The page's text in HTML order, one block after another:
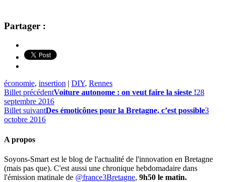
Partager :
économie, insertion | DIY, Rennes
Billet précédentVoiture autonome : on veut faire la sieste !28
septembre 2016
Billet suivantDes émoticônes pour la Bretagne, c’est possible3
octobre 2016
A propos
Soyons-Smart est le blog de l'actualité de l'innovation en Bretagne
(mais pas que). C'est aussi une chronique hebdomadaire dans
l'émission matinale de @france3Bretagne, 9h50 le matin.